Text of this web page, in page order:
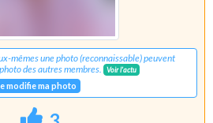
mêmes une photo (reconnaissable) peuvent
des autres membres.
Voir l'actu
modifie ma photo